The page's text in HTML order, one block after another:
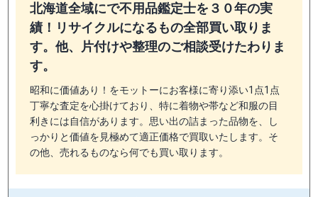
北海道全域にで不用品鑑定士を３０年の実
績！リサイクルになるもの全部買い取りま
す。他、片付けや整理のご相談受けたわりま
す。
昭和に価値あり！をモットーにお客様に寄り添い1点1点
丁寧な査定を心掛けており、特に着物や帯など和服の目
利きには自信があります。思い出の詰まった品物を、し
っかりと価値を見極めて適正価格で買取いたします。そ
の他、売れるものなら何でも買い取ります。